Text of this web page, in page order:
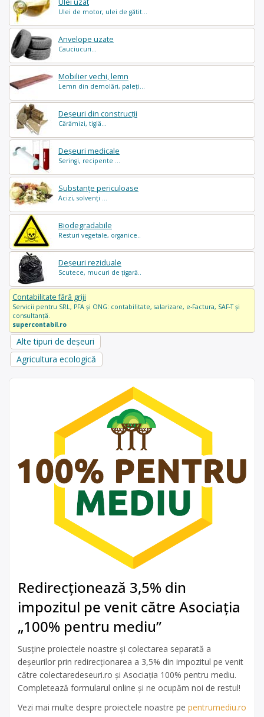
Ulei de motor, ulei de gătit...
Anvelope uzate
Cauciucuri...
Mobilier vechi, lemn
Lemn din demolări, paleți...
Deșeuri din construcții
Cărămizi, tiglă...
Deșeuri medicale
Seringi, recipente ...
Substanțe periculoase
Acizi, solvenți ...
Biodegradabile
Resturi vegetale, organice..
Deșeuri reziduale
Scutece, mucuri de țigară..
Contabilitate fără griji
Servicii pentru SRL, PFA și ONG: contabilitate, salarizare, e-Factura, SAF-T și
consultanță.
supercontabil.ro
Alte tipuri de deșeuri
Agricultura ecologică
Redirecționează 3,5% din
impozitul pe venit către Asociația
„100% pentru mediu”
Susține proiectele noastre și colectarea separată a
deșeurilor prin redirecționarea a 3,5% din impozitul pe venit
către colectaredeseuri.ro și Asociația 100% pentru mediu.
Completează formularul online și ne ocupăm noi de restul!
Vezi mai multe despre proiectele noastre pe pentrumediu.ro